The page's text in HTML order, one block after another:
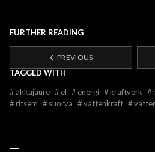
FURTHER READING
PREVIOUS
TAGGED WITH
# akkajaure # el # energi #kraftverk #
#ritsem # suorva #vattenkraft #